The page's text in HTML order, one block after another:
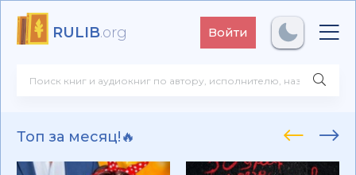
RULIB.org Войти
Топ за месяц!🔥